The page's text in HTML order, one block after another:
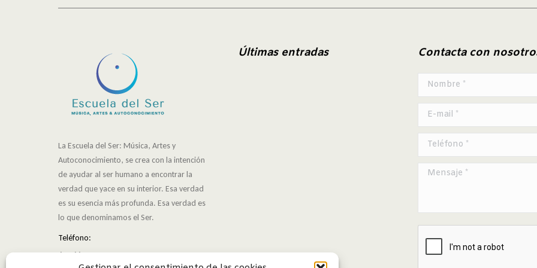
La Escuela del Ser: Música, Artes y
Autoconocimiento, se crea con la intención
de ayudar al ser humano a encontrar la
verdad que yace en su interior. Esa verdad
es su esencia más profunda. Esa verdad es
lo que denominamos el Ser.
Teléfono:
651 66 74 09
Últimas entradas Contacta con
Nombre *
E-mail *
Teléfono *
Mensaje *